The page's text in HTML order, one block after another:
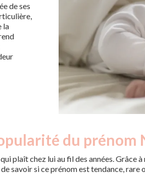
de ses
la
du prénom
plaît chez lui au fil des années.
savoir si ce prénom est tendance,